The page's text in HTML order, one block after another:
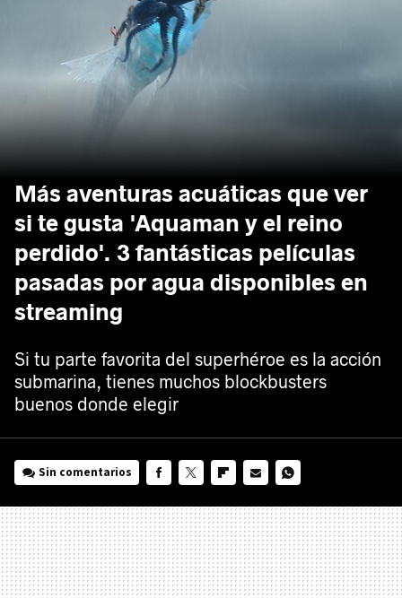
Más aventuras acuáticas que ver
si te gusta 'Aquaman y el reino
perdido'. 3 fantásticas películas
pasadas por agua disponibles en
streaming
Si tu parte favorita del superhéroe es la acción
submarina, tienes muchos blockbusters
buenos donde elegir
Sin comentarios
MAIL